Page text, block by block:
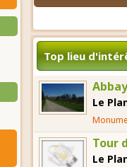
Top lieu
Le
Tour
Le